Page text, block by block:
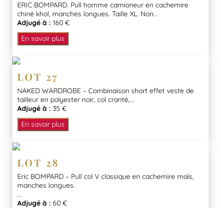
ERIC BOMPARD. Pull homme camioneur en cachemire
chiné khol, manches longues. Taille XL. Non...
Adjugé à : 160 €
En savoir plus
LOT 27
NAKED WARDROBE – Combinaison short effet veste de
tailleur en polyester noir, col cranté,...
Adjugé à : 35 €
En savoir plus
LOT 28
Eric BOMPARD – Pull col V classique en cachemire maïs,
manches longues.
...
Adjugé à : 60 €